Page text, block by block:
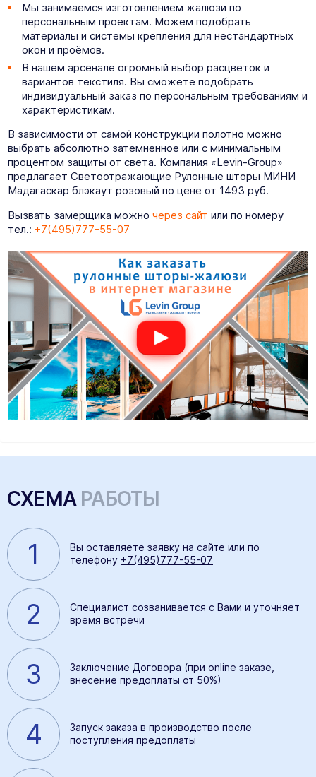
Мы занимаемся изготовлением жалюзи по
персональным проектам. Можем подобрать
материалы и системы крепления для нестандартных
окон и проёмов.
В нашем арсенале огромный выбор расцветок и
вариантов текстиля. Вы сможете подобрать
индивидуальный заказ по персональным требованиям и
характеристикам.
В зависимости от самой конструкции полотно можно
выбрать абсолютно затемненное или с минимальным
процентом защиты от света. Компания «Levin-Group»
предлагает Светоотражающие Рулонные шторы МИНИ
Мадагаскар блэкаут розовый по цене от 1493 руб.
Вызвать замерщика можно через сайт или по номеру
тел.: +7(495)777-55-07
СХЕМА РАБОТЫ
1 Вы оставляете заявку на сайте или по
телефону +7(495)777-55-07
2
Специалист созванивается с Вами и уточняет
время встречи
3
Заключение Договора (при online заказе,
внесение предоплаты от 50%)
4
Запуск заказа в производство после
поступления предоплаты